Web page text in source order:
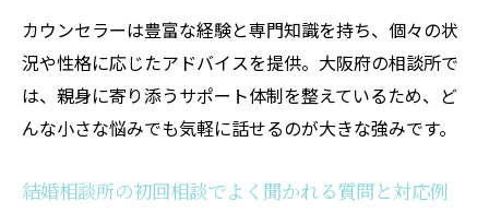
作るポイント
結婚相談所で相談が上手くいく話し方のコ
ツ
婚活プラン作成に結婚相談所を活用しよう
重要性
カウンセラーは豊富な経験と専門知識を持ち、個々の状
況や性格に応じたアドバイスを提供。大阪府の相談所で
は、親身に寄り添うサポート体制を整えているため、ど
んな小さな悩みでも気軽に話せるのが大きな強みです。
結婚相談所の初回相談でよく聞かれる質問と対応例